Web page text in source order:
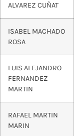
ALVAREZ CUÑAT
ISABEL MACHADO
ROSA
LUIS ALEJANDRO
FERNANDEZ
MARTIN
RAFAEL MARTIN
MARIN